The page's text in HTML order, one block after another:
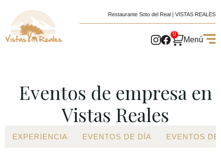
Restaurante Soto del Real | VISTAS REALES
0
Menú
Eventos de empresa en
Vistas Reales​
EXPERIENCIA EVENTOS DE DÍA EVENTOS